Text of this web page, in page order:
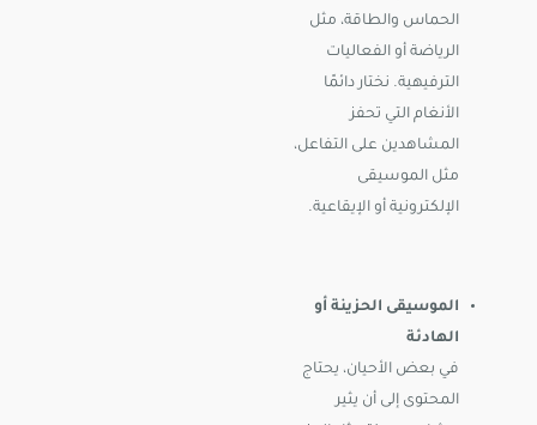
الحماس والطاقة، مثل
الرياضة أو الفعاليات
الترفيهية. نختار دائمًا
الأنغام التي تحفز
المشاهدين على التفاعل،
مثل الموسيقى
الإلكترونية أو الإيقاعية.
الموسيقى الحزينة أو
الهادئة
في بعض الأحيان، يحتاج
المحتوى إلى أن يثير